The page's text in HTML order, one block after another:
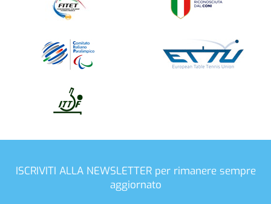
ISCRIVITI ALLA NEWSLETTER per rimanere sempre
aggiornato